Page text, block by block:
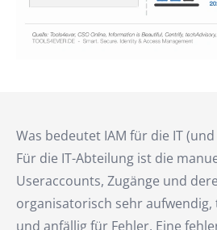
Was bedeutet IAM für die IT (und
Für die IT-Abteilung ist die
Useraccounts, Zugänge und
organisatorisch sehr
und anfällig für Fehler. Eine